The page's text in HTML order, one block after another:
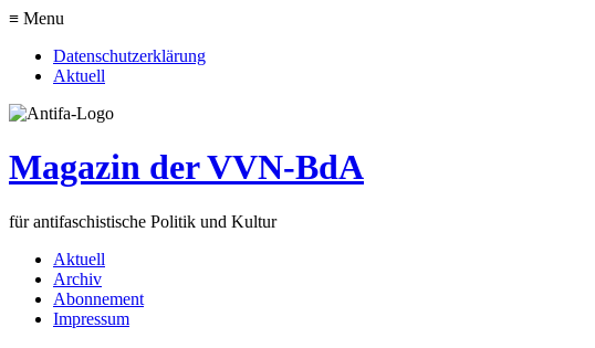
≡ Menu
Datenschutzerklärung
Aktuell
Magazin der VVN-BdA
für antifaschistische Politik und Kultur
Aktuell
Archiv
Abonnement
Impressum